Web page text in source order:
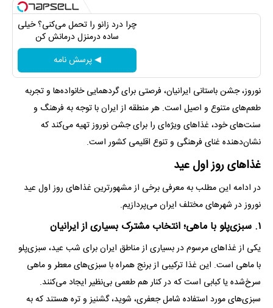
چرا درد زانو را تحمل می‌کنی؟ خیلی
ساده درمنزل درمانش کن
◀ پرسش نامه
نوروز، جشن باستانی ایرانیان، فرصتی برای گردهمایی خانواده‌ها و تجربه
طعم‌های متنوع و اصیل است. هر منطقه از ایران با توجه به فرهنگ و
سنت‌های خود، غذا‌های ویژه‌ای را برای جشن نوروز تهیه می‌کند که
نشان‌دهنده غنای فرهنگی و تنوع اقلیمی کشور است.
غذا‌های روز اول عید
در ادامه این مطلب به معرفی برخی از مشهورترین غذا‌های روز اول عید
نوروز در شهر‌های مختلف ایران می‌پردازیم.
۱. سبزی‌پلو با ماهی؛ انتخاب مشترک بسیاری از ایرانیان
یکی از غذا‌های مرسوم در بسیاری از مناطق ایران برای شب عید، سبزی‌پلو
با ماهی است. این غذا ترکیبی از برنج همراه با سبزی‌های معطر و ماهی
سرخ‌شده یا کبابی است که در کنار هم طعمی بی‌نظیر ایجاد می‌کنند.
سبزی‌های مورد استفاده شامل جعفری، شوید، گشنیز و تره هستند که به